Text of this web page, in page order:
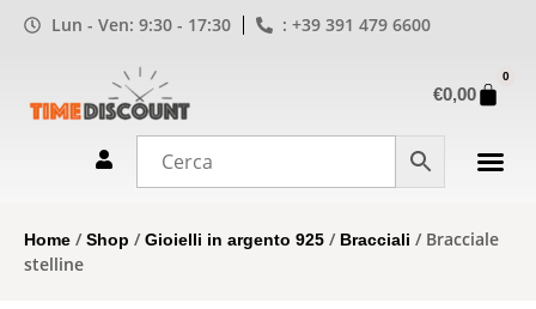
Lun - Ven: 9:30 - 17:30 : +39 391 479 6600
€0,00
0
Home /Shop /Gioielli in argento 925 / Bracciali / Bracciale
stelline